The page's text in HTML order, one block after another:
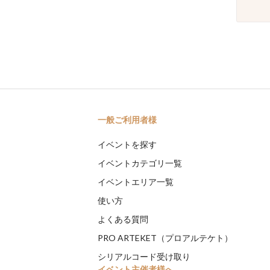
一般ご利用者様
イベントを探す
イベントカテゴリ一覧
イベントエリア一覧
使い方
よくある質問
PRO ARTEKET（プロアルテケト）
シリアルコード受け取り